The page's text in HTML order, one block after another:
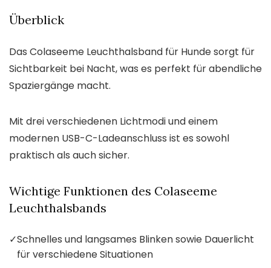
Überblick
Das Colaseeme Leuchthalsband für Hunde sorgt für
Sichtbarkeit bei Nacht, was es perfekt für abendliche
Spaziergänge macht.
Mit drei verschiedenen Lichtmodi und einem
modernen USB-C-Ladeanschluss ist es sowohl
praktisch als auch sicher.
Wichtige Funktionen des Colaseeme
Leuchthalsbands
✓Schnelles und langsames Blinken sowie Dauerlicht
für verschiedene Situationen